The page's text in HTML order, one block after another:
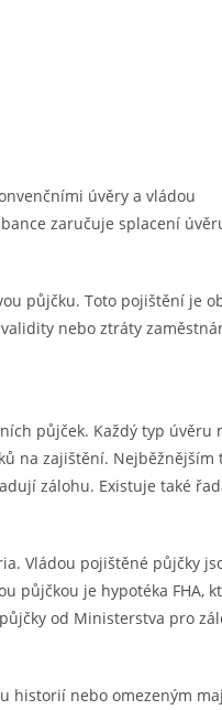
úvěry a vládou
zaručuje splacení
půjčku. Toto pojištění je
nebo ztráty
půjček. Každý typ úvěru
na zajištění. Nejběžnějším
zálohu. Existuje také
Vládou pojištěné půjčky
půjčkou je hypotéka FHA,
od Ministerstva pro
historií nebo omezeným